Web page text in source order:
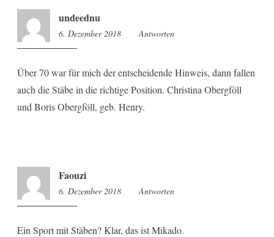
undeednu
6. Dezember 2018 12:50
Antworten
Über 70 war für mich der entscheidende Hinweis, dann fallen
auch die Stäbe in die richtige Position. Christina Obergföll
und Boris Obergföll, geb. Henry.
Faouzi
6. Dezember 2018 13:11
Antworten
Ein Sport mit Stäben? Klar, das ist Mikado.